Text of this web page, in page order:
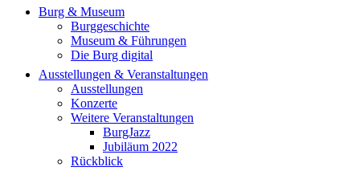
Burg & Museum
Burggeschichte
Museum & Führungen
Die Burg digital
Ausstellungen & Veranstaltungen
Ausstellungen
Konzerte
Weitere Veranstaltungen
BurgJazz
Jubiläum 2022
Rückblick